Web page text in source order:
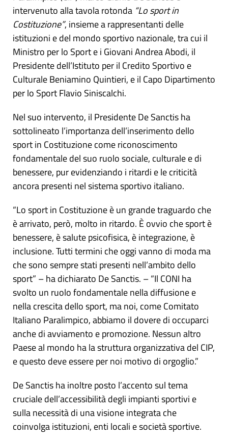
intervenuto alla tavola rotonda “Lo sport in
Costituzione”, insieme a rappresentanti delle
istituzioni e del mondo sportivo nazionale, tra cui il
Ministro per lo Sport e i Giovani Andrea Abodi, il
Presidente dell’Istituto per il Credito Sportivo e
Culturale Beniamino Quintieri, e il Capo Dipartimento
per lo Sport Flavio Siniscalchi.
Nel suo intervento, il Presidente De Sanctis ha
sottolineato l’importanza dell’inserimento dello
sport in Costituzione come riconoscimento
fondamentale del suo ruolo sociale, culturale e di
benessere, pur evidenziando i ritardi e le criticità
ancora presenti nel sistema sportivo italiano.
“Lo sport in Costituzione è un grande traguardo che
è arrivato, però, molto in ritardo. È ovvio che sport è
benessere, è salute psicofisica, è integrazione, è
inclusione. Tutti termini che oggi vanno di moda ma
che sono sempre stati presenti nell’ambito dello
sport” – ha dichiarato De Sanctis. – “Il CONI ha
svolto un ruolo fondamentale nella diffusione e
nella crescita dello sport, ma noi, come Comitato
Italiano Paralimpico, abbiamo il dovere di occuparci
anche di avviamento e promozione. Nessun altro
Paese al mondo ha la struttura organizzativa del CIP,
e questo deve essere per noi motivo di orgoglio.”
De Sanctis ha inoltre posto l’accento sul tema
cruciale dell’accessibilità degli impianti sportivi e
sulla necessità di una visione integrata che
coinvolga istituzioni, enti locali e società sportive.